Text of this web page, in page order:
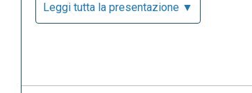
Leggi tutta la presentazione ▼